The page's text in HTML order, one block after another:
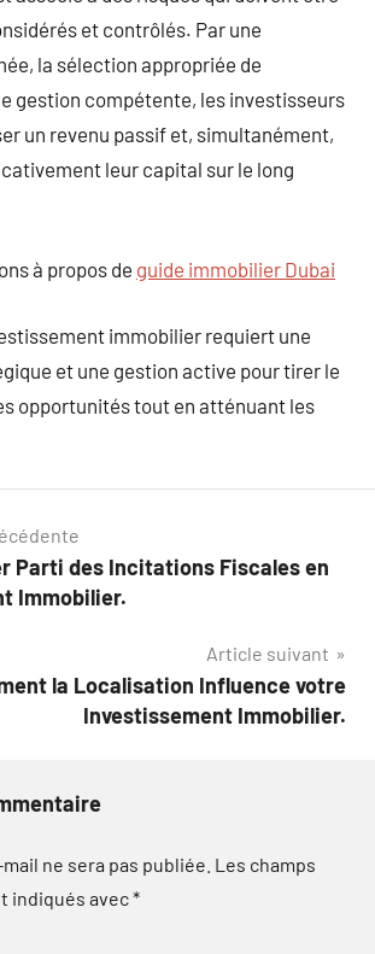
et contrôlés. Par une
la sélection appropriée de
gestion compétente, les investisseurs
un revenu passif et, simultanément,
leur capital sur le long
à propos de guide immobilier Dubai
immobilier requiert une
et une gestion active pour tirer le
opportunités tout en atténuant les
Parti des Incitations Fiscales en
Immobilier.
Article suivant
la Localisation Influence votre
Investissement Immobilier.
ne sera pas publiée. Les champs
indiqués avec*